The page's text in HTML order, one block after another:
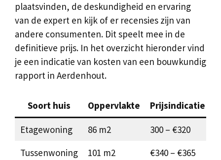
plaatsvinden, de deskundigheid en ervaring
van de expert en kijk of er recensies zijn van
andere consumenten. Dit speelt mee in de
definitieve prijs. In het overzicht hieronder vind
je een indicatie van kosten van een bouwkundig
rapport in Aerdenhout.
Soort huis Oppervlakte Prijsindicatie
Etagewoning 86 m2
300 – €320
Tussenwoning
101 m2
€340 – €365